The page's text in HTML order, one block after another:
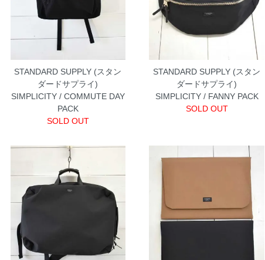
STANDARD SUPPLY (スタン
ダードサプライ)
SIMPLICITY / COMMUTE DAY
PACK
SOLD OUT
STANDARD SUPPLY (スタン
ダードサプライ)
SIMPLICITY / FANNY PACK
SOLD OUT